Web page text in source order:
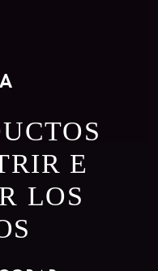
E
LOS